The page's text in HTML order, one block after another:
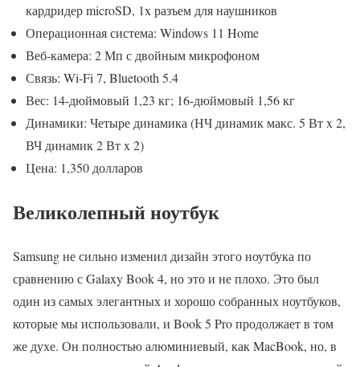
кардридер microSD, 1x разъем для наушников
Операционная система: Windows 11 Home
Веб-камера: 2 Мп с двойным микрофоном
Связь: Wi-Fi 7, Bluetooth 5.4
Вес: 14-дюймовый 1,23 кг; 16-дюймовый 1,56 кг
Динамики: Четыре динамика (НЧ динамик макс. 5 Вт x 2,
ВЧ динамик 2 Вт x 2)
Цена: 1,350 долларов
Великолепный ноутбук
Samsung не сильно изменил дизайн этого ноутбука по
сравнению с Galaxy Book 4, но это и не плохо. Это был
один из самых элегантных и хорошо собранных ноутбуков,
которые мы использовали, и Book 5 Pro продолжает в том
же духе. Он полностью алюминиевый, как MacBook, но, в